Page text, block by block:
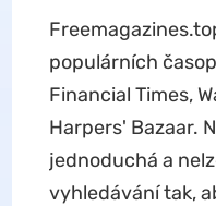
populárních
Financial Times,
Harpers' Bazaar.
jednoduchá a
vyhledávání tak,